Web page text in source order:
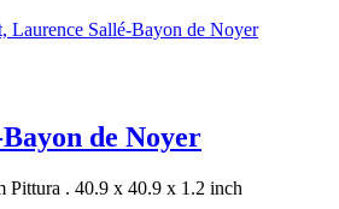
de Noyer
Pittura . 40.9 x 40.9 x 1.2 inch